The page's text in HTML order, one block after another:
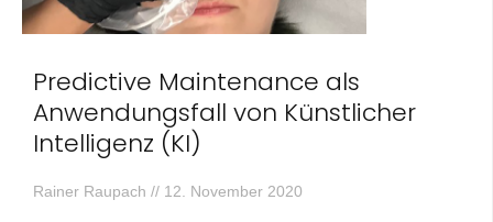
Predictive Maintenance als
Anwendungsfall von Künstlicher
Intelligenz (KI)
Rainer Raupach 12. November 2020